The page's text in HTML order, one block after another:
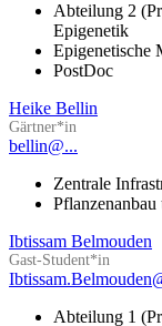
Abteilung 2
Epigenetik
Epigenetische
PostDoc
Heike Bellin
Gärtner*in
bellin@...
Zentrale
Ibtissam Belmouden
Gast-Student*in
Abteilung 1